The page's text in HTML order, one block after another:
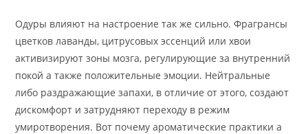
Одуры влияют на настроение так же сильно. Фрагрансы
цветков лаванды, цитрусовых эссенций или хвои
активизируют зоны мозга, регулирующие за внутренний
покой а также положительные эмоции. Нейтральные
либо раздражающие запахи, в отличие от этого, создают
дискомфорт и затрудняют переходу в режим
умиротворения. Вот почему ароматические практики а